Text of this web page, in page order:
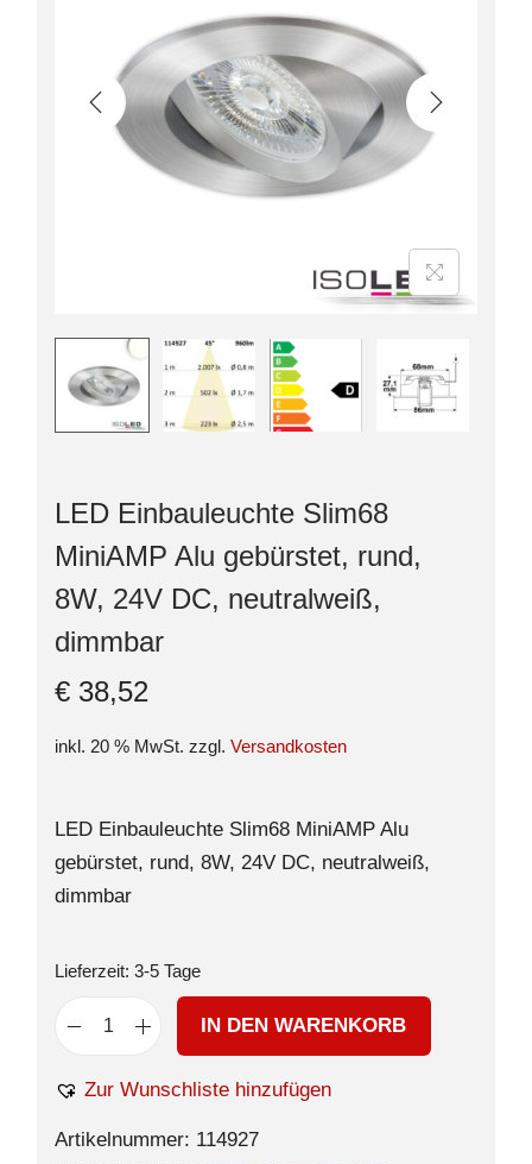
LED Einbauleuchte Slim68
MiniAMP Alu gebürstet, rund,
8W, 24V DC, neutralweiß,
dimmbar
€ 38,52
inkl. 20 % MwSt. zzgl. Versandkosten
LED Einbauleuchte Slim68 MiniAMP Alu
gebürstet, rund, 8W, 24V DC, neutralweiß,
dimmbar
Lieferzeit: 3-5 Tage
IN DEN WARENKORB
Zur Wunschliste hinzufügen
Artikelnummer: 114927